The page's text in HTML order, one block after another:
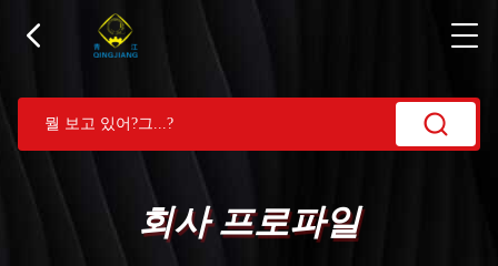
회사 프로파일